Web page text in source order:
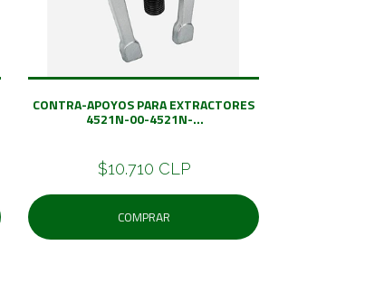
CONTRA-APOYOS PARA EXTRACTORES
4521N-00-4521N-...
$10.710 CLP
COMPRAR